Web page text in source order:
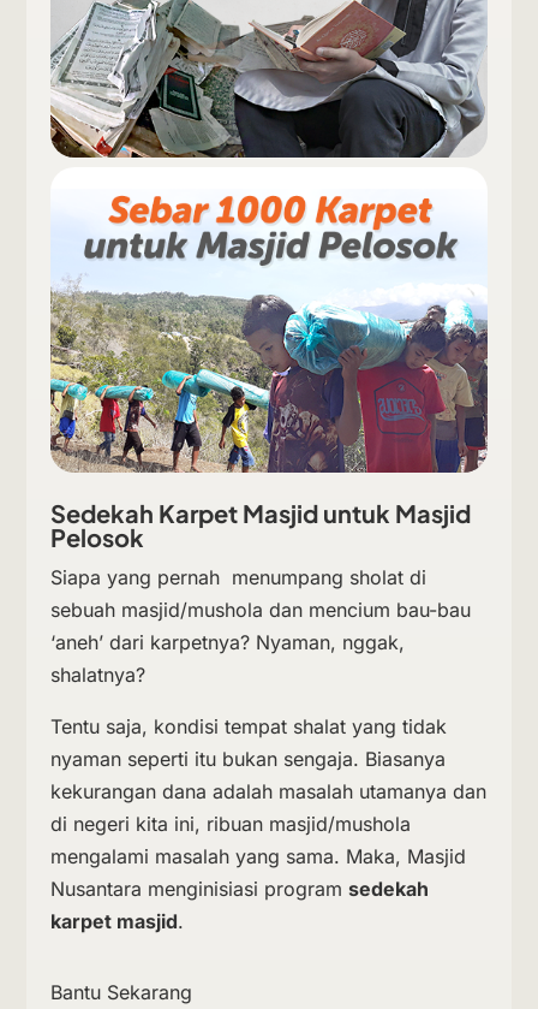
Sedekah Karpet Masjid untuk Masjid
Pelosok
Siapa yang pernah menumpang sholat di
sebuah masjid/mushola dan mencium bau-bau
‘aneh’ dari karpetnya? Nyaman, nggak,
shalatnya?
Tentu saja, kondisi tempat shalat yang tidak
nyaman seperti itu bukan sengaja. Biasanya
kekurangan dana adalah masalah utamanya dan
di negeri kita ini, ribuan masjid/mushola
mengalami masalah yang sama. Maka, Masjid
Nusantara menginisiasi programsedekah
karpet masjid.
Bantu Sekarang